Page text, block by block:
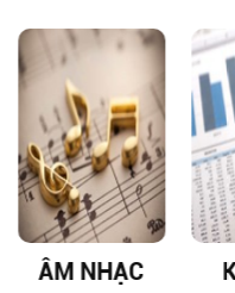
ÂM NHẠC